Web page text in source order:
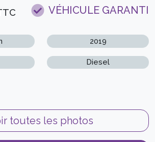
VÉHICULE GARANTI
2019
Diesel
toutes les photos